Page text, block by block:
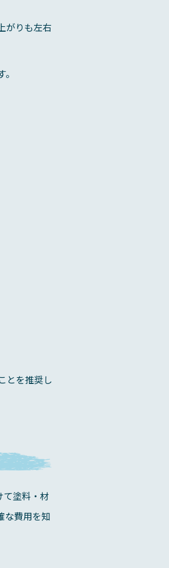
がりも左右
とを推奨し
て塗料・材
な費用を知